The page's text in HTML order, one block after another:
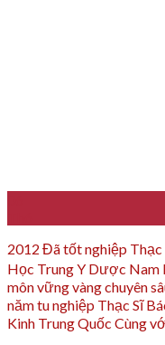
2012 Đã tốt nghiệp
Học Trung Y Dược Nam
môn vững vàng chuyên
năm tu nghiệp Thạc Sĩ
Kinh Trung Quốc Cùng